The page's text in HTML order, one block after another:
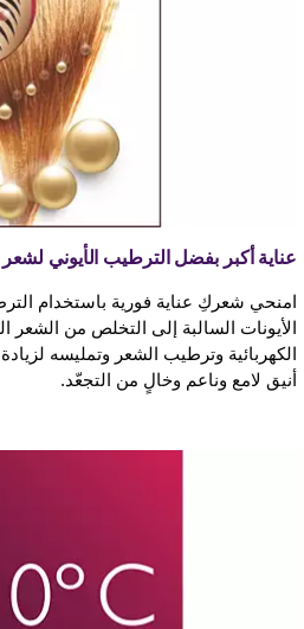
عناية أكبر بفضل الترطيب الأيوني
امنحي شعركِ عناية فورية باستخدام
الأيونات السالبة إلى التخلص من الشعر
الكهربائية وترطيب الشعر وتمليسه
أنيق لامع وناعم وخالٍ من التجعّد.